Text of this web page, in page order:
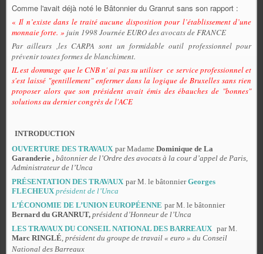
Comme l'avait déjà noté le Bâtonnier du Granrut sans son rapport :
«Il n’existe dans le traité aucune disposition pour l’établissement d’une
monnaie forte. » juin 1998 Journée EURO des avocats de FRANCE
Par ailleurs ,les CARPA sont un formidable outil professionnel pour
prévenir toutes formes de blanchiment.
IL est dommage que le CNB n' ai pas su utiliser ce service professionnel et
s'est laissé "gentillement" enfermer dans la logique de Bruxelles sans rien
proposer alors que son président avait émis des ébauches de "bonnes"
solutions au dernier congrès de l'ACE
INTRODUCTION
OUVERTURE DES TRAVAUX par Madame Dominique de La
Garanderie , bâtonnier de l’Ordre des avocats à la cour d’appel de Paris,
Administrateur de l’Unca
PRÉSENTATION DES TRAVAUX par M. le bâtonnierGeorges
FLECHEUX président de l’Unca
L’ÉCONOMIE DE L’UNION EUROPÉENNE par M. le bâtonnier
Bernard du GRANRUT, président d’Honneur de l’Unca
LES TRAVAUX DU CONSEIL NATIONAL DES BARREAUX par M.
Marc RINGLÉ, président du groupe de travail « euro » du Conseil
National des Barreaux